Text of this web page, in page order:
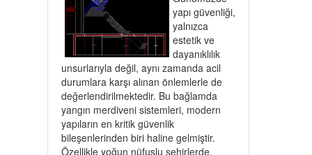
yapı güvenliği,
yalnızca
estetik ve
dayanıklılık
unsurlarıyla değil, aynı zamanda acil
durumlara karşı alınan önlemlerle de
değerlendirilmektedir. Bu bağlamda
yangın merdiveni sistemleri, modern
yapıların en kritik güvenlik
bileşenlerinden biri haline gelmiştir.
Özellikle yoğun nüfuslu şehirlerde,